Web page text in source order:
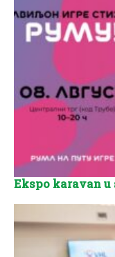
Ekspo karavan u